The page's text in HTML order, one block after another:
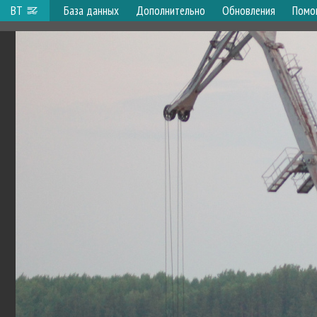
ВТ База данных Дополнительно Обновления